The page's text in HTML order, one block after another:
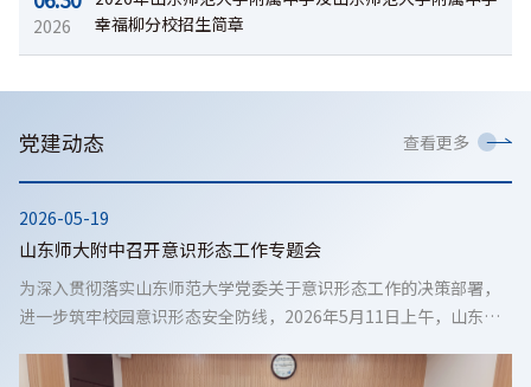
2026
幸福柳分校招生简章
党建动态 查看更多
2026-05-19
山东师大附中召开意识形态工作专题会
为深入贯彻落实山东师范大学党委关于意识形态工作的决策部署，
进一步筑牢校园意识形态安全防线，2026年5月11日上午，山东师
作工作部署，纪委书记杨增良传达上级精神并开展师德师风警示教